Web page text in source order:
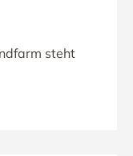
steht